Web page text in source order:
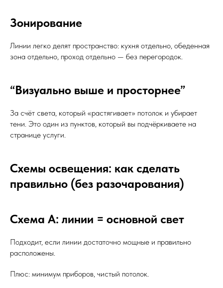
Зонирование
Линии легко делят пространство: кухня отдельно, обеденная
зона отдельно, проход отдельно — без перегородок.
“Визуально выше и просторнее”
За счёт света, который «растягивает» потолок и убирает
тени. Это один из пунктов, который вы подчёркиваете на
странице услуги.
Схемы освещения: как сделать
правильно (без разочарования)
Схема А: линии = основной свет
Подходит, если линии достаточно мощные и правильно
расположены.
Плюс: минимум приборов, чистый потолок.